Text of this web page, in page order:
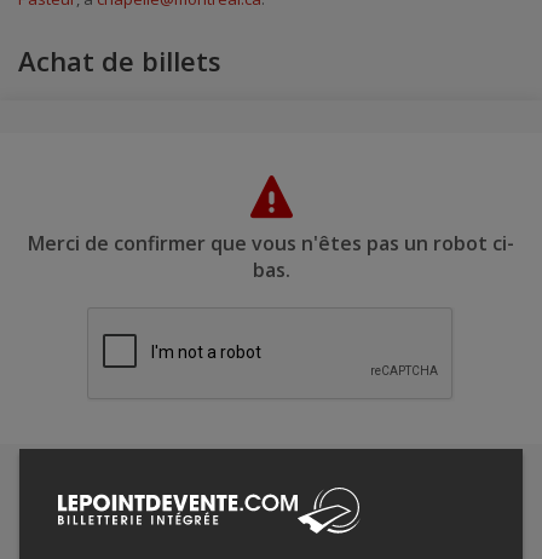
Achat de billets
Merci de confirmer que vous n'êtes pas un robot ci-
bas.